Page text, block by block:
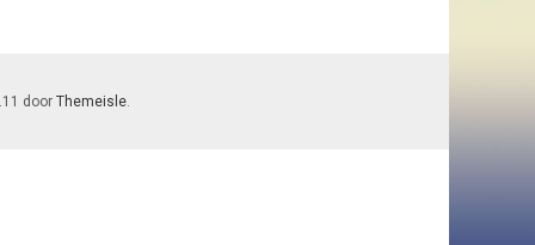
door Themeisle.